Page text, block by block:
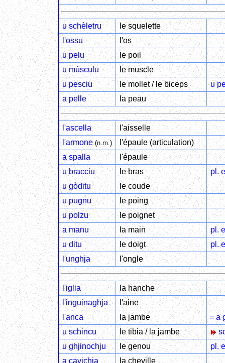
u schèletru
le squelette
l'ossu
l'os
u pelu
le poil
u mùsculu
le muscle
u pesciu
le mollet / le biceps
u
a pelle
la peau
l'ascella
l'aisselle
l'armone (n.m.)
l'épaule (articulation)
a spalla
l'épaule
u bracciu
le bras
pl.
u gòditu
le coude
u pugnu
le poing
u polzu
le poignet
a manu
la main
pl.
u ditu
le doigt
pl.
l'unghja
l'ongle
l'iglia
la hanche
l'inguinaghja
l'aine
l'anca
la jambe
= a
u schincu
le tibia / la jambe
u ghjinochju
le genou
pl.
a cavichja
la cheville